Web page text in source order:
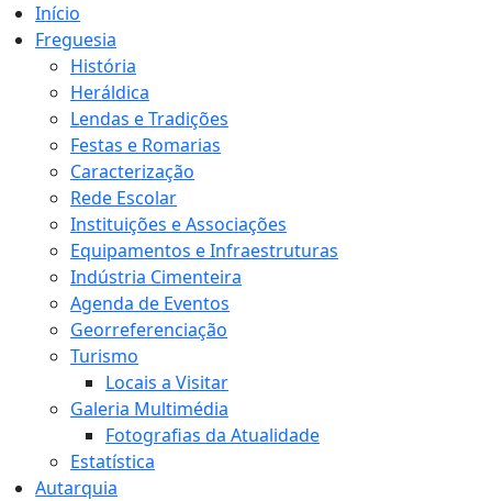
Início
Freguesia
História
Heráldica
Lendas e Tradições
Festas e Romarias
Caracterização
Rede Escolar
Instituições e Associações
Equipamentos e Infraestruturas
Indústria Cimenteira
Agenda de Eventos
Georreferenciação
Turismo
Locais a Visitar
Galeria Multimédia
Fotografias da Atualidade
Estatística
Autarquia